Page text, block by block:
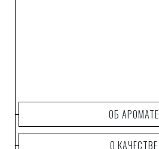
ОБ АРОМАТЕ
О КАЧЕСТВЕ